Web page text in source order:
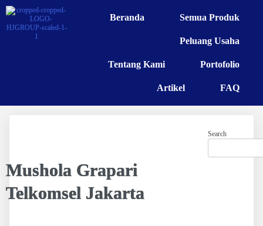
Beranda Semua Produk
Peluang Usaha
Tentang Kami Portofolio
Artikel FAQ
Mushola Grapari
Telkomsel Jakarta
Search